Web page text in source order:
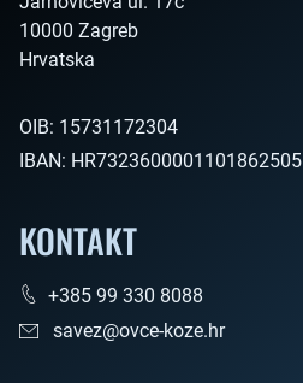
10000 Zagreb
Hrvatska
OIB: 15731172304
IBAN: HR7323600001101862505
KONTAKT
+385 99 330 8088
savez@ovce-koze.hr